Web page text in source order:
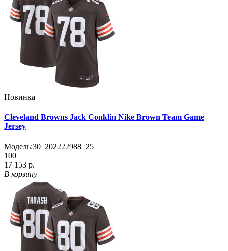
Новинка
Cleveland Browns Jack Conklin Nike Brown Team Game
Jersey
Модель:30_202222988_25
100
17 153 р.
В корзину